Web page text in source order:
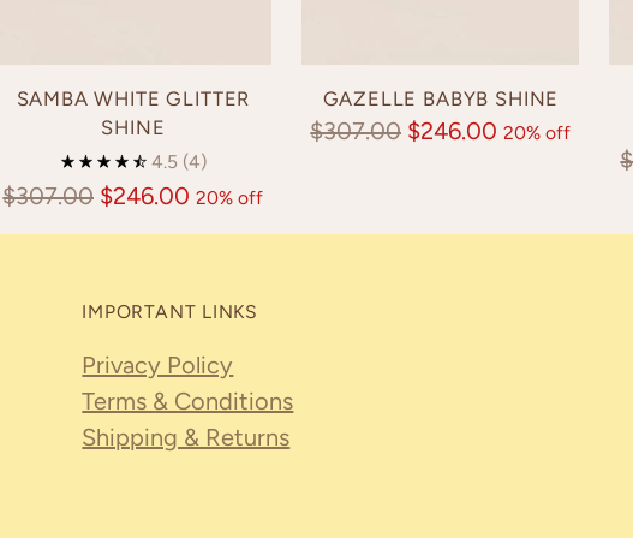
SAMBA WHITE GLITTER
SHINE
4.5 (4)
Regular
price
$307.00 $246.00 20% off
GAZELLE BABYB SHINE
Regular
$307.00 $246.00 20% off
IMPORTANT LINKS
Privacy Policy
Terms & Conditions
Shipping & Returns